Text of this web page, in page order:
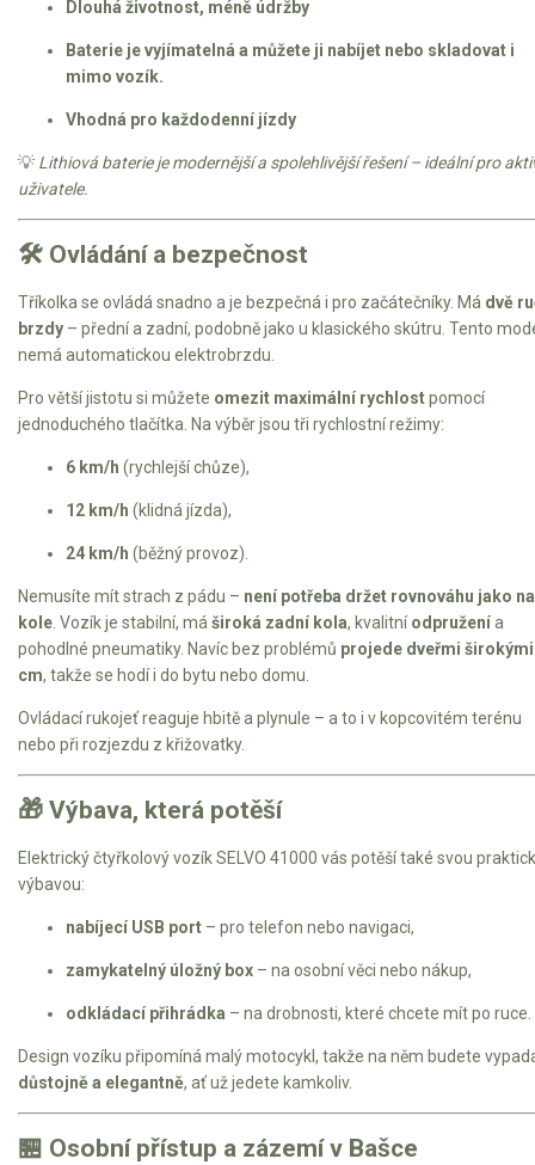
Dlouhá životnost, méně údržby
Baterie je vyjímatelná a můžete ji nabíjet nebo skladovat i
mimo vozík.
Vhodná pro každodenní jízdy
💡 Lithiová baterie je modernější a spolehlivější řešení – ideální pro
uživatele.
🛠️ Ovládání a bezpečnost
Tříkolka se ovládá snadno a je bezpečná i pro začátečníky. Má dvě
brzdy – přední a zadní, podobně jako u klasického skútru. Tento
nemá automatickou elektrobrzdu.
Pro větší jistotu si můžete omezit maximální rychlostpomocí
jednoduchého tlačítka. Na výběr jsou tři rychlostní režimy:
6 km/h (rychlejší chůze),
12 km/h (klidná jízda),
24 km/h (běžný provoz).
Nemusíte mít strach z pádu – není potřeba držet rovnováhu jako na
kole . Vozík je stabilní, má široká zadní kola, kvalitníodpruženía
pohodlné pneumatiky. Navíc bez problémů projede dveřmi širokými
cm, takže se hodí i do bytu nebo domu.
Ovládací rukojeť reaguje hbitě a plynule – a to i v kopcovitém terénu
nebo při rozjezdu z křižovatky.
🎁 Výbava, která potěší
Elektrický čtyřkolový vozík SELVO 41000 vás potěší také svou
výbavou:
nabíjecí USB port – pro telefon nebo navigaci,
zamykatelný úložný box – na osobní věci nebo nákup,
odkládací přihrádka – na drobnosti, které chcete mít po ruce.
Design vozíku připomíná malý motocykl, takže na něm budete
důstojně a elegantně, ať už jedete kamkoliv.
🏪 Osobní přístup a zázemí v Bašce